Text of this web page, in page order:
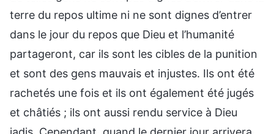
terre du repos ultime ni ne sont dignes d’entrer
dans le jour du repos que Dieu et l’humanité
partageront, car ils sont les cibles de la punition
et sont des gens mauvais et injustes. Ils ont été
rachetés une fois et ils ont également été jugés
et châtiés ; ils ont aussi rendu service à Dieu